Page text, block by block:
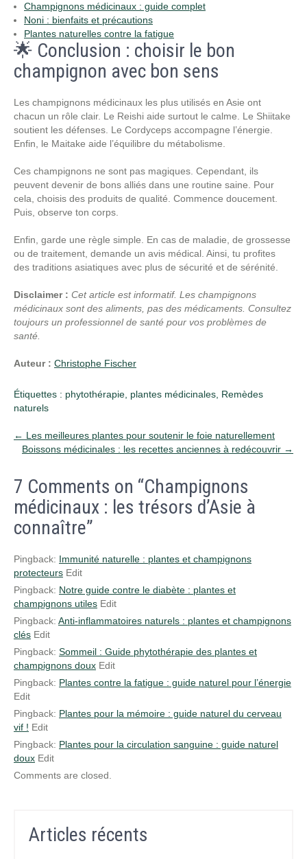
Champignons médicinaux : guide complet
Noni : bienfaits et précautions
Plantes naturelles contre la fatigue
🌟 Conclusion : choisir le bon
champignon avec bon sens
Les champignons médicinaux les plus utilisés en Asie ont
chacun un rôle clair. Le Reishi aide surtout le calme. Le Shiitake
soutient les défenses. Le Cordyceps accompagne l’énergie.
Enfin, le Maitake aide l’équilibre du métabolisme.
Ces champignons ne sont pas magiques. Cependant, ils
peuvent devenir de bons alliés dans une routine saine. Pour
cela, choisis des produits de qualité. Commence doucement.
Puis, observe ton corps.
Enfin, garde une règle simple. En cas de maladie, de grossesse
ou de traitement, demande un avis médical. Ainsi, tu profites
des traditions asiatiques avec plus de sécurité et de sérénité.
Disclaimer : Cet article est informatif. Les champignons
médicinaux sont des aliments, pas des médicaments. Consultez
toujours un professionnel de santé pour vos problèmes de
santé.
Auteur : Christophe Fischer
Étiquettes : phytothérapie plantes médicinales Remèdes
naturels
Post
navigation
← Les meilleures plantes pour soutenir le foie naturellement
Boissons médicinales : les recettes anciennes à redécouvrir →
7 Comments on “Champignons
médicinaux : les trésors d’Asie à
connaître”
Pingback: Immunité naturelle : plantes et champignons
protecteurs Edit
Pingback: Notre guide contre le diabète : plantes et
champignons utiles Edit
Pingback: Anti-inflammatoires naturels : plantes et champignons
clés Edit
Pingback: Sommeil : Guide phytothérapie des plantes et
champignons doux Edit
Pingback: Plantes contre la fatigue : guide naturel pour l’énergie
Edit
Pingback: Plantes pour la mémoire : guide naturel du cerveau
vif ! Edit
Pingback: Plantes pour la circulation sanguine : guide naturel
doux Edit
Comments are closed.
Articles récents